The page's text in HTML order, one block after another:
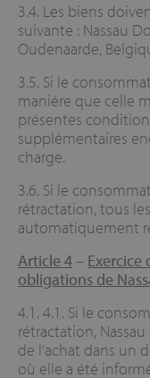
3.4. Les biens
suivante : Nassau
Oudenaarde,
3.5. Si le
manière que celle
présentes
supplémentaires
charge.
3.6. Si le
rétractation, tous
automatiquement
Article 4–
obligations de
4.1. 4.1. Si le
rétractation,
de l’achat dans un
où elle a été